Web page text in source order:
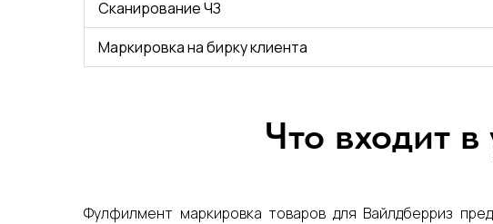
Сканирование ЧЗ
Маркировка на бирку клиента
Что входит
Фулфилмент маркировка товаров для Вайлдберриз